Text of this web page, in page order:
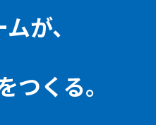
が、
つくる。